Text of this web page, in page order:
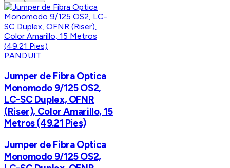
PANDUIT
Jumper de Fibra Optica
Monomodo 9/125 OS2,
LC-SC Duplex, OFNR
(Riser), Color Amarillo, 15
Metros (49.21 Pies)
Jumper de Fibra Optica
Monomodo 9/125 OS2,